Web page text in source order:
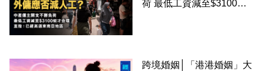
荷 最低工資減至$3100蚊
跨境婚姻│「港港婚姻」大